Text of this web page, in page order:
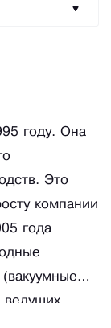
году. Она
Это
компании
года
ведущих